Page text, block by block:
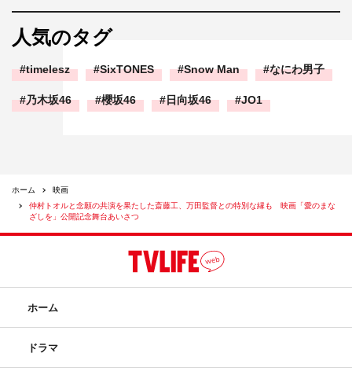
人気のタグ
timelesz SixTONES Snow Man なにわ男子
乃木坂46 櫻坂46 日向坂46 JO1
ホーム
映画
仲村トオルと念願の共演を果たした斎藤工、万田監督との特別な縁も 映画「愛のまな
ざしを」公開記念舞台あいさつ
ホーム
ドラマ